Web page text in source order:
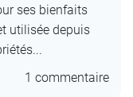
ses bienfaits
utilisée depuis
1 commentaire